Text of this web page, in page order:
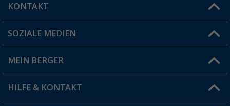
KONTAKT
Du hast eine Frage?
Filiale finden
SOZIALE MEDIEN
MEIN BERGER
Vorteilskarte
HILFE & KONTAKT